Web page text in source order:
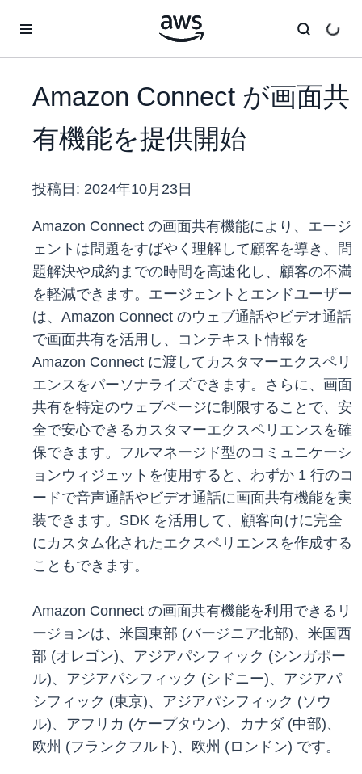
Amazon Connect が画面共
有機能を提供開始
投稿日: 2024年10月23日
Amazon Connect の画面共有機能により、エージ
ェントは問題をすばやく理解して顧客を導き、問
題解決や成約までの時間を高速化し、 顧客の不満
を軽減できます。エージェントとエンドユーザー
は、Amazon Connect のウェブ通話やビデオ通話
で画面共有を活用し、コンテキスト情報を
Amazon Connect に渡してカスタマーエクスペリ
エンスをパーソナライズできます。さらに、画面
共有を特定のウェブページに制限することで、安
全で安心できるカスタマーエクスペリエンスを確
保できます。フルマネージド型のコミュニケーシ
ョンウィジェットを使用すると、わずか 1 行のコ
ードで音声通話やビデオ通話に画面共有機能を実
装できます。SDK を活用して、顧客向けに完全
にカスタム化されたエクスペリエンスを作成する
こともできます。
Amazon Connect の画面共有機能を利用できるリ
ージョンは、米国東部 (バージニア北部)、米国西
部 (オレゴン)、アジアパシフィック (シンガポー
ル)、アジアパシフィック (シドニー)、アジアパ
シフィック (東京)、アジアパシフィック (ソウ
ル)、アフリカ (ケープタウン)、カナダ (中部)、
欧州 (フランクフルト)、欧州 (ロンドン) です。